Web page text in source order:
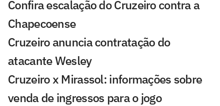
Confira escalação do Cruzeiro contra a
Chapecoense
Cruzeiro anuncia contratação do
atacante Wesley
Cruzeiro x Mirassol: informações sobre
venda de ingressos para o jogo